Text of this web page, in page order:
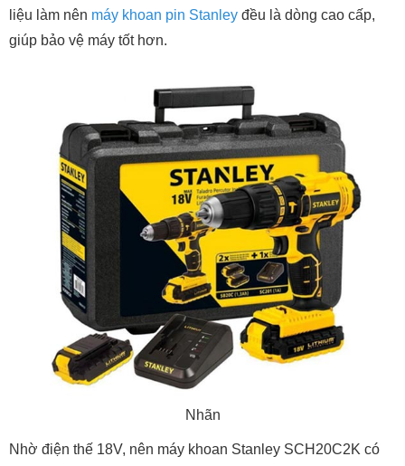
liệu làm nên máy khoan pin Stanley đều là dòng cao cấp,
giúp bảo vệ máy tốt hơn.
Nhãn
Nhờ điện thế 18V, nên máy khoan Stanley SCH20C2K có